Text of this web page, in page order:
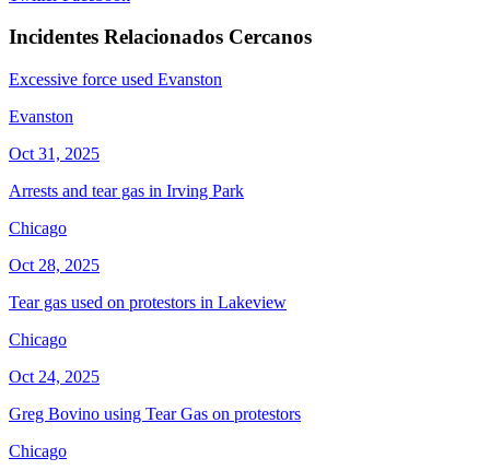
Incidentes Relacionados Cercanos
Excessive force used Evanston
Evanston
Oct 31, 2025
Arrests and tear gas in Irving Park
Chicago
Oct 28, 2025
Tear gas used on protestors in Lakeview
Chicago
Oct 24, 2025
Greg Bovino using Tear Gas on protestors
Chicago